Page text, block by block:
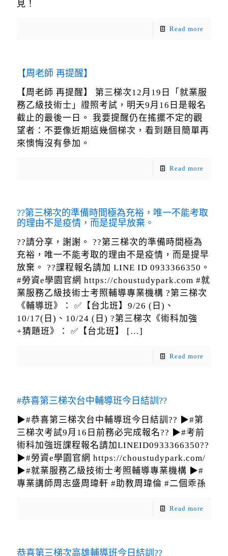
見！
Read more
【周老師 再提醒】
【周老師 再提醒】 第三梯次12月19日「就業服
務乙級技術士」證照考試，明天9月16日是報名
截止的最後一日。 我要提醒仍在搖擺不定的觀
望者：不要像近期這幾個梯次，看到題目簡單再
來懊悔沒有參加。
Read more
??第三梯次的準備時間極為充裕，唯一不能考取
的理由不是疫情，而是提早放棄。
??請分享，謝謝。 ??第三梯次的準備時間極為
充裕，唯一不能考取的理由不是疫情，而是提早
放棄。 ??課程報名請加 LINE ID 0933366350。
#勞資e學園官網 https://choustudypark.com #就
業服務乙級技術士考照輔導專業機構 ?第三梯次
《輔導班》： ✅【台北班】9/26 (日)、
10/17(日)、10/24 (日) ?第三梯次《術科加強
+猜題班》： ✅【台北班】
[…]
Read more
#恭喜第三梯次台中輔導班今日結訓??
▶#恭喜第三梯次台中輔導班今日結訓?? ▶#第
三梯次考試9月16日前務必完成報名?? ▶#考前
術科加強班課程報名請加LINEID0933366350??
▶#勞資e學園官網 https://choustudypark.com/
▶#就業服務乙級技術士考照輔導專業機構 ▶#
專業講師周志盛周瑋軒 #助教周瑋倫 #二個乖孫
Read more
恭喜第三梯次高雄輔導班今日結訓??